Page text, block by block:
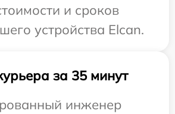
и сроков
устройства Elcan.
за 35 минут
инженер